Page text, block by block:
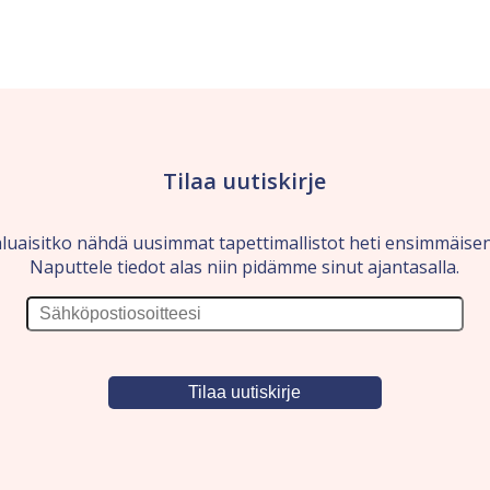
Tilaa uutiskirje
nähdä uusimmat tapettimallistot heti
Naputtele tiedot alas niin pidämme sinut ajantasalla.